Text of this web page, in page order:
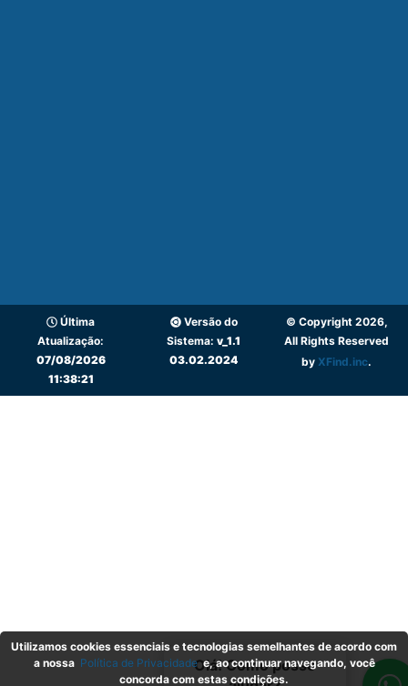
Olá! Como posso
Última
Atualização:
07/08/2026
11:38:21
Versão do
Sistema:v_1.1
03.02.2024
© Copyright 2026,
All Rights Reserved
by XFind.inc.
Utilizamos cookies essenciais e tecnologias semelhantes de acordo com
a nossa Política de Privacidadee, ao continuar navegando, você
concorda com estas condições.